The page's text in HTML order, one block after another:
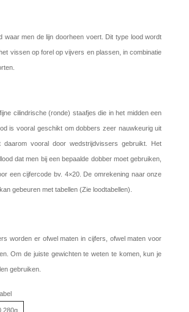
waar men de lijn doorheen voert. Dit type lood wordt
vissen op forel op vijvers en plassen, in combinatie
cilindrische (ronde) staafjes die in het midden een
is vooral geschikt om dobbers zeer nauwkeurig uit
vooral door wedstrijdvissers gebruikt. Het
dat men bij een bepaalde dobber moet gebruiken,
een cijfercode bv. 4×20. De omrekening naar onze
gebeuren met tabellen (Zie loodtabellen).
worden er ofwel maten in cijfers, ofwel maten voor
Om de juiste gewichten te weten te komen, kun je
gebruiken.